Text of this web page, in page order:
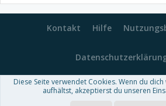
Kontakt Hilfe
Forum software by XenForo™-
Diese Seite verwendet Cookies. Wenn du
aufhältst, akzeptierst du unseren